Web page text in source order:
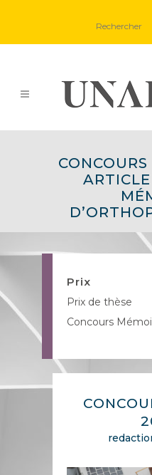
ARTICLE
Prix
Prix de thèse
Concours